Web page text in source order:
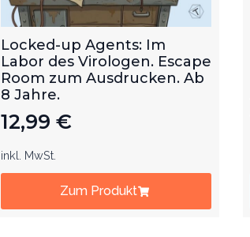
Locked-up Agents: Im
Labor des Virologen. Escape
Room zum Ausdrucken. Ab
8 Jahre.
12,99 €
inkl. MwSt.
Zum Produkt